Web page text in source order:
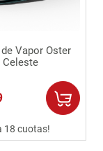
Vapor Oster
Celeste
18 cuotas!